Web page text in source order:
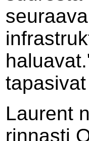
Laurent
rinnasti